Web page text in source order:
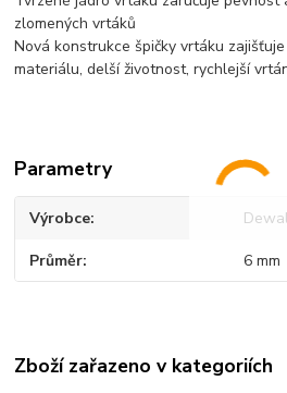
zlomených vrtáků
Nová konstrukce špičky vrtáku
materiálu, delší životnost, rychlejší
Parametry
Výrobce
Průměr 6 mm
Zboží zařazeno v kategoriích